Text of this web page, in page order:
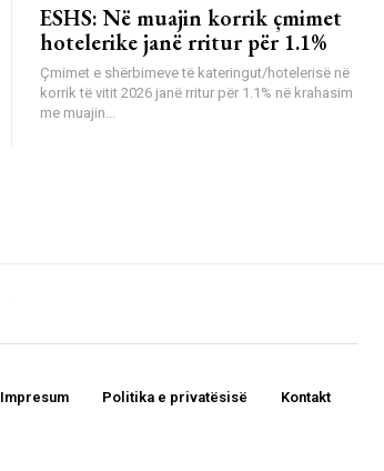
ESHS: Në muajin korrik çmimet
hotelerike janë rritur për 1.1%
Çmimet e shërbimeve të kateringut/hotelerisë në
korrik të vitit 2026 janë rritur për 1.1% në krahasim
me muajin...
Impresum Politika e privatësisë Kontakt